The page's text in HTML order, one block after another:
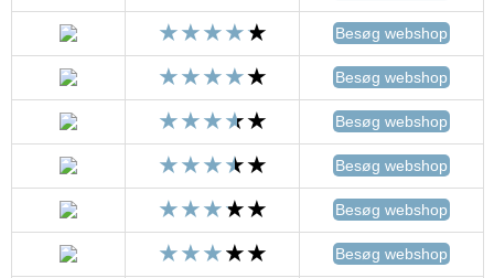
Besøg webshop
Besøg webshop
Besøg webshop
Besøg webshop
Besøg webshop
Besøg webshop